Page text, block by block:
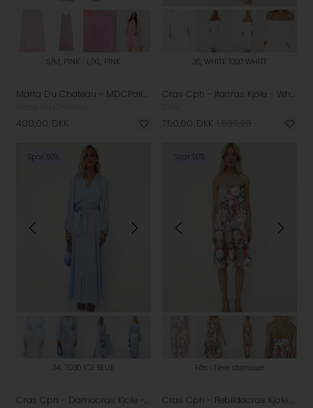
S/M, PINK L/XL, PINK
Marta Du Chateau - MDCPalina Kjole - Pink
400,00 DKK
36, WHITE 1000 WHITE
Cras Cph - Itacras Kjole - White
750,00 DKK
Spar 50%
34, 7030 ICE BLUE
Cras Cph - Damacras Kjole - Ice Blue
Spar 50%
Fås i flere størrelser
Cras Cph - Rebildacras Kjole - Multi Flower